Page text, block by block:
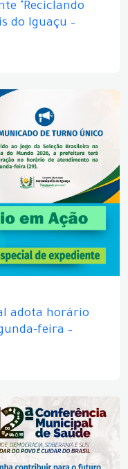
"Reciclando
do Iguaçu –
adota horário
feira –